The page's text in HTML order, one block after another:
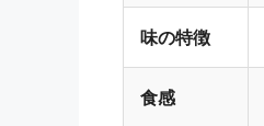
味の特徴
食感